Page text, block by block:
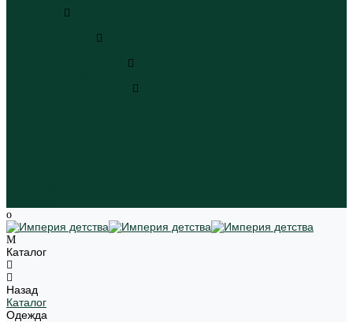
Каталог
Назад
Каталог
Одежда